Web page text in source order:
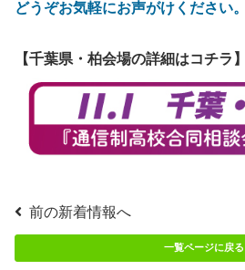
どうぞお気軽にお声がけください。
【千葉県・柏会場の詳細はコチラ】
前の新着情報へ
一覧ページに戻る